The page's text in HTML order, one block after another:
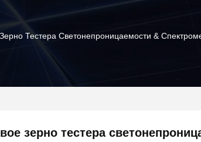
Тестера Светонепроницаемости &
зерно тестера